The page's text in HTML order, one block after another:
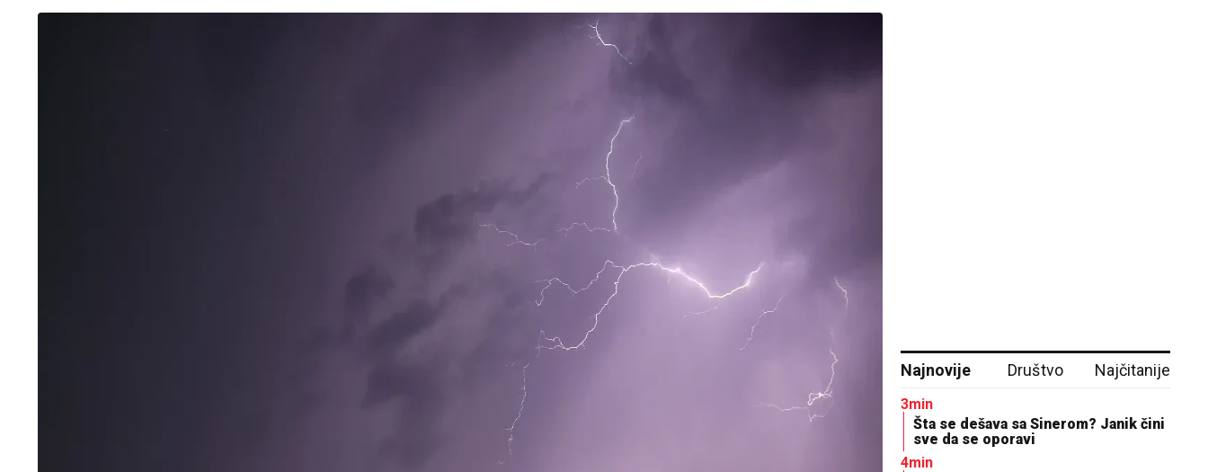
Najnovije Društvo Najčitanije
3min
Šta se dešava sa Sinerom? Janik čini
sve da se oporavi
4min